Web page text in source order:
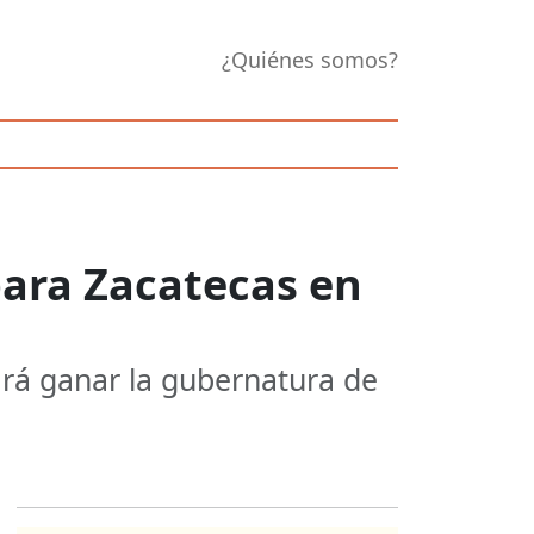
¿Quiénes somos?
Zacatecas en
ganar la gubernatura de